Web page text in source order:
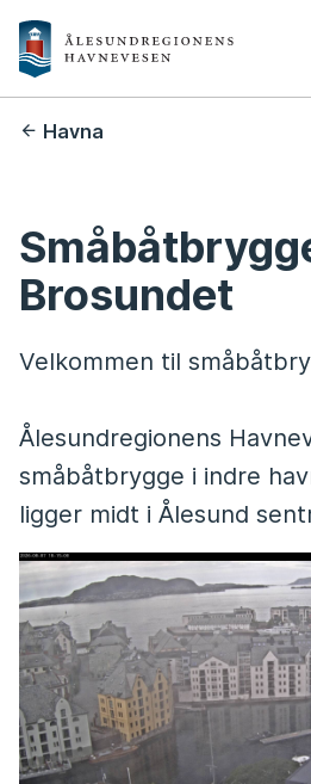
Å
l
u
n
h
a
v
n
Du Havna
Brosundet
Velkommen til
Ålesundregionens
småbåtbrygge i indre
ligger midt i Ålesund